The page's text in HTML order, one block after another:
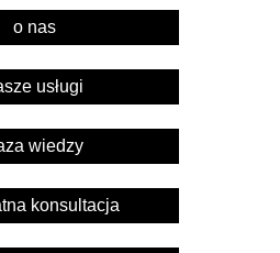
o nas
usługi
wiedzy
konsultacja